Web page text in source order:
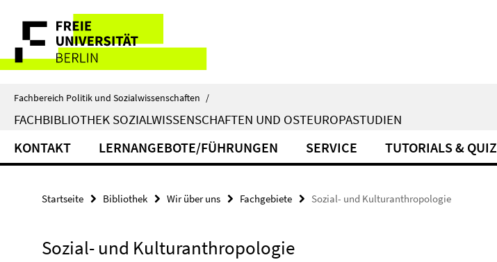
direkt
Inhalt
Service-
Navigation
Fachbereich Politik und Sozialwissenschaften /
FACHBIBLIOTHEK SOZIALWISSENSCHAFTEN UND OSTEUROPASTUDIEN
KONTAKT LERNANGEBOTE/FÜHRUNGEN SERVICE TUTORIALS & QUIZ
Startseite Bibliothek Wir über uns Fachgebiete Sozial- und Kulturanthropologie
Sozial- und Kulturanthropologie